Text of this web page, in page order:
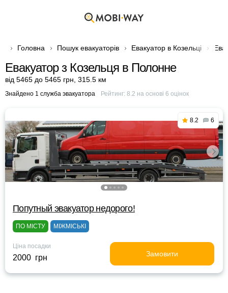
Головна Пошук евакуаторів Евакуатор в Козельці
Евакуатор з Козельця в Полонне
від 5465 до 5465 грн 315.5 км
Знайдено 1 служба эвакуатора Рейтинг: 8.2 на основі 6 оцінок
8.2 6
Попутный эвакуатор недорого!
ПО МІСТУ МІЖМІСЬКІ
Ціна посадки
2000 грн Замовити